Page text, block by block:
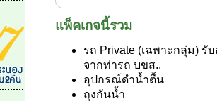
แพ็คเกจนี้รวม
รถ Private (เฉพาะกลุ่ม)
จากท่ารถ บขส..
อุปกรณ์ดำน้ำตื้น
ถุงกันน้ำ